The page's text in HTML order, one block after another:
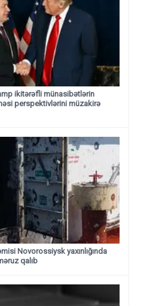
ikitərəfli münasibətlərin
perspektivlərini müzakirə
Novorossiysk yaxınlığında
qalıb